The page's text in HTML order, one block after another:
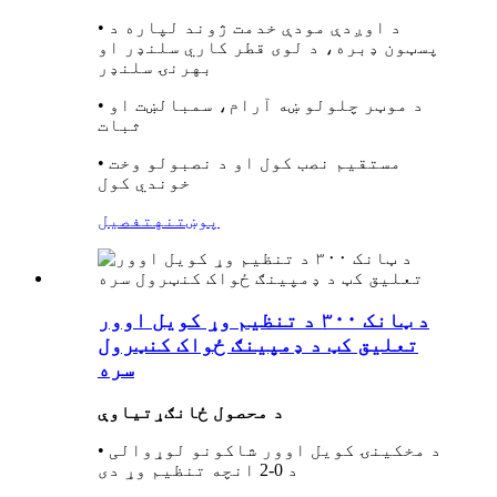
• د اوږدې مودې خدمت ژوند لپاره د
پسټون ډبره، د لوی قطر کاري سلنډر او
بهرنۍ سلنډر
• د موټر چلولو ښه آرام، سمبالښت او
ثبات
• مستقیم نصب کول او د نصبولو وخت
خوندي کول
پوښتنه تفصیل
د ټانک ۳۰۰ د تنظیم وړ کویل اوور
تعلیق کټ د ډمپینګ ځواک کنټرول
سره
د محصول ځانګړتیاوې
• د مخکینۍ کویل اوور شاکونو لوړوالی
د 0-2 انچه تنظیم وړ دی